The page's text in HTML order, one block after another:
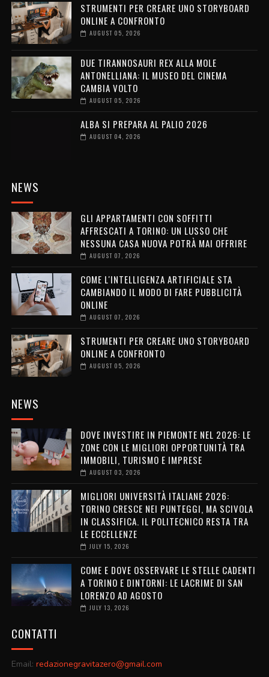
STRUMENTI PER CREARE UNO STORYBOARD
ONLINE A CONFRONTO
AUGUST 05, 2026
DUE TIRANNOSAURI REX ALLA MOLE
ANTONELLIANA: IL MUSEO DEL CINEMA
CAMBIA VOLTO
AUGUST 05, 2026
ALBA SI PREPARA AL PALIO 2026
AUGUST 04, 2026
NEWS
GLI APPARTAMENTI CON SOFFITTI
AFFRESCATI A TORINO: UN LUSSO CHE
NESSUNA CASA NUOVA POTRÀ MAI OFFRIRE
AUGUST 07, 2026
COME L'INTELLIGENZA ARTIFICIALE STA
CAMBIANDO IL MODO DI FARE PUBBLICITÀ
ONLINE
AUGUST 07, 2026
STRUMENTI PER CREARE UNO STORYBOARD
ONLINE A CONFRONTO
AUGUST 05, 2026
NEWS
DOVE INVESTIRE IN PIEMONTE NEL 2026: LE
ZONE CON LE MIGLIORI OPPORTUNITÀ TRA
IMMOBILI, TURISMO E IMPRESE
AUGUST 03, 2026
MIGLIORI UNIVERSITÀ ITALIANE 2026:
TORINO CRESCE NEI PUNTEGGI, MA SCIVOLA
IN CLASSIFICA. IL POLITECNICO RESTA TRA
LE ECCELLENZE
JULY 15, 2026
COME E DOVE OSSERVARE LE STELLE CADENTI
A TORINO E DINTORNI: LE LACRIME DI SAN
LORENZO AD AGOSTO
JULY 13, 2026
CONTATTI
Email: redazionegravitazero@gmail.com